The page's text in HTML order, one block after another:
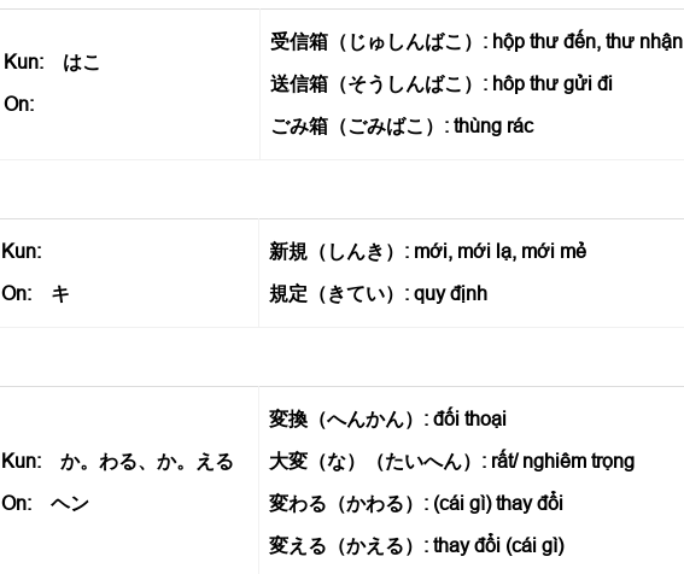
Kun: はこ
On:
受信箱（じゅしんばこ）: hộp thư đến, thư nhận
送信箱（そうしんばこ）: hôp thư gửi đi
ごみ箱（ごみばこ）: thùng rác
Kun:
On: キ
新規（しんき）: mới, mới lạ, mới mẻ
規定（きてい）: quy định
Kun: か。わる、か。える
On: ヘン
変換（へんかん）: đối thoại
大変（な）（たいへん）: rất/ nghiêm trọng
変わる（かわる）: (cái gì) thay đổi
変える（かえる）: thay đổi (cái gì)